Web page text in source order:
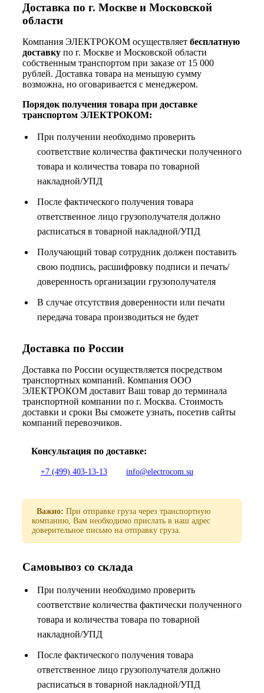
Доставка по г. Москве и Московской
области
Компания ЭЛЕКТРОКОМ осуществляет бесплатную
доставку по г. Москве и Московской области
собственным транспортом при заказе от 15 000
рублей. Доставка товара на меньшую сумму
возможна, но оговаривается с менеджером.
Порядок получения товара при доставке
транспортом ЭЛЕКТРОКОМ:
При получении необходимо проверить
соответствие количества фактически полученного
товара и количества товара по товарной
накладной/УПД
После фактического получения товара
ответственное лицо грузополучателя должно
расписаться в товарной накладной/УПД
Получающий товар сотрудник должен поставить
свою подпись, расшифровку подписи и печать/
доверенность организации грузополучателя
В случае отсутствия доверенности или печати
передача товара производиться не будет
Доставка по России
Доставка по России осуществляется посредством
транспортных компаний. Компания ООО
ЭЛЕКТРОКОМ доставит Ваш товар до терминала
транспортной компании по г. Москва. Стоимость
доставки и сроки Вы сможете узнать, посетив сайты
компаний перевозчиков.
Консультация по доставке:
+7 (499) 403-13-13 info@electrocom.su
Важно: При отправке груза через транспортную
компанию, Вам необходимо прислать в наш адрес
доверительное письмо на отправку груза.
Самовывоз со склада
При получении необходимо проверить
соответствие количества фактически полученного
товара и количества товара по товарной
накладной/УПД
После фактического получения товара
ответственное лицо грузополучателя должно
расписаться в товарной накладной/УПД